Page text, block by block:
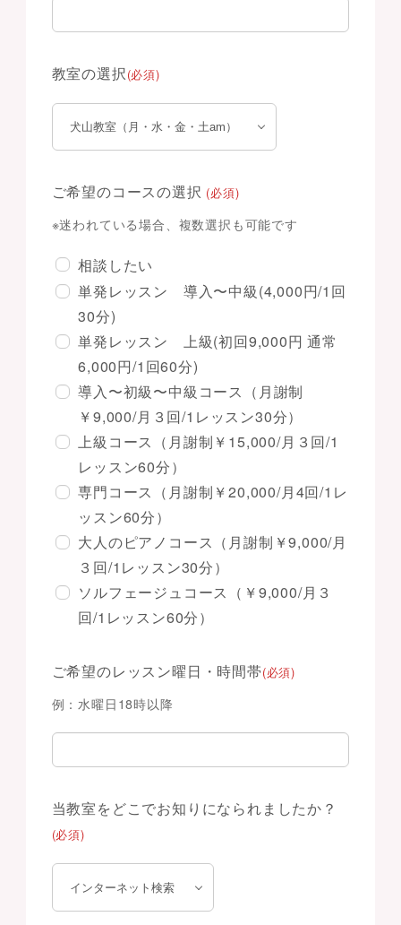
教室の選択(必須)
ご希望のコースの選択 (必須)
※迷われている場合、複数選択も可能です
相談したい
単発レッスン 導入〜中級(4,000円/1回
30分)
単発レッスン 上級(初回9,000円 通常
6,000円/1回60分)
導入〜初級〜中級コース（月謝制
￥9,000/月３回/1レッスン30分）
上級コース（月謝制￥15,000/月３回/1
レッスン60分）
専門コース（月謝制￥20,000/月4回/1レ
ッスン60分）
大人のピアノコース（月謝制￥9,000/月
３回/1レッスン30分）
ソルフェージュコース（￥9,000/月３
回/1レッスン60分）
ご希望のレッスン曜日・時間帯(必須)
例：水曜日18時以降
当教室をどこでお知りになられましたか？
(必須)